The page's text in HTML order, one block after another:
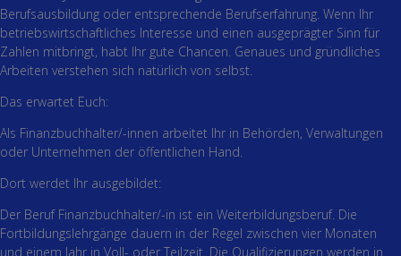
Berufsausbildung oder entsprechende Berufserfahrung. Wenn Ihr
betriebswirtschaftliches Interesse und einen ausgeprägter Sinn für
Zahlen mitbringt, habt Ihr gute Chancen. Genaues und gründliches
Arbeiten verstehen sich natürlich von selbst.
Das erwartet Euch:
Als Finanzbuchhalter/-innen arbeitet Ihr in Behörden, Verwaltungen
oder Unternehmen der öffentlichen Hand.
Dort werdet Ihr ausgebildet:
Der Beruf Finanzbuchhalter/-in ist ein Weiterbildungsberuf. Die
Fortbildungslehrgänge dauern in der Regel zwischen vier Monaten
und einem Jahr in Voll- oder Teilzeit. Die Qualifizierungen werden in